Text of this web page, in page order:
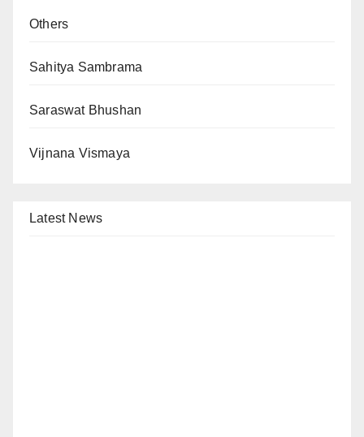
Others
Sahitya Sambrama
Saraswat Bhushan
Vijnana Vismaya
Latest News